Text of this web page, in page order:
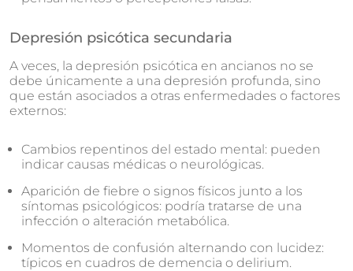
Depresión psicótica secundaria
A veces, la depresión psicótica en ancianos no se
debe únicamente a una depresión profunda, sino
que están asociados a otras enfermedades o factores
externos:
Cambios repentinos del estado mental: pueden
indicar causas médicas o neurológicas.
Aparición de fiebre o signos físicos junto a los
síntomas psicológicos: podría tratarse de una
infección o alteración metabólica.
Momentos de confusión alternando con lucidez:
típicos en cuadros de demencia o delirium.